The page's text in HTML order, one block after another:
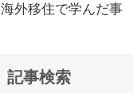
海外移住で学んだ事
記事検索